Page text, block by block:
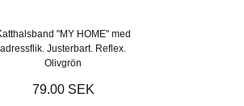
"MY HOME" med
adressflik. Justerbart. Reflex.
Olivgrön
79.00 SEK